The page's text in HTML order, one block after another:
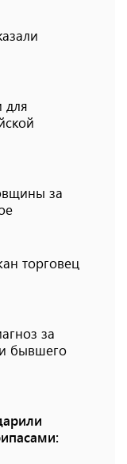
для
за
торговец
за
бывшего